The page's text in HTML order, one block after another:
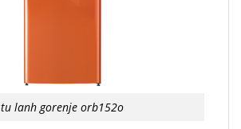
tu lanh gorenje orb152o